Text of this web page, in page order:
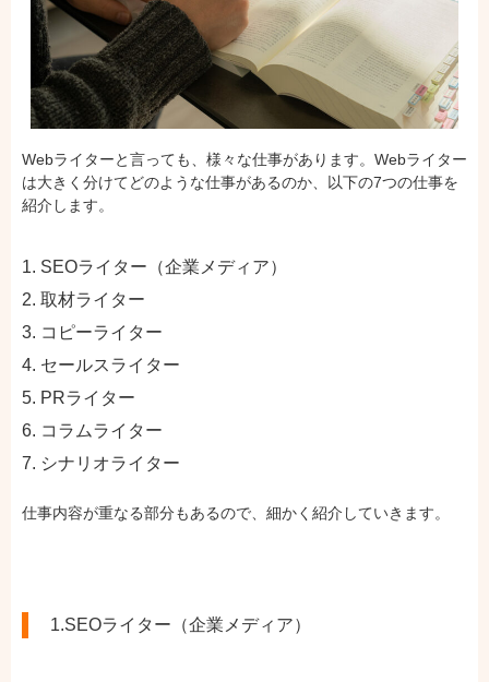
Webライターと言っても、様々な仕事があります。Webライター
は大きく分けてどのような仕事があるのか、以下の7つの仕事を
紹介します。
SEOライター（企業メディア）
取材ライター
コピーライター
セールスライター
PRライター
コラムライター
シナリオライター
仕事内容が重なる部分もあるので、細かく紹介していきます。
1.SEOライター（企業メディア）